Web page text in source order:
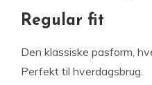
Regular fit
Den klassiske pasform,
Perfekt til hverdagsbrug.